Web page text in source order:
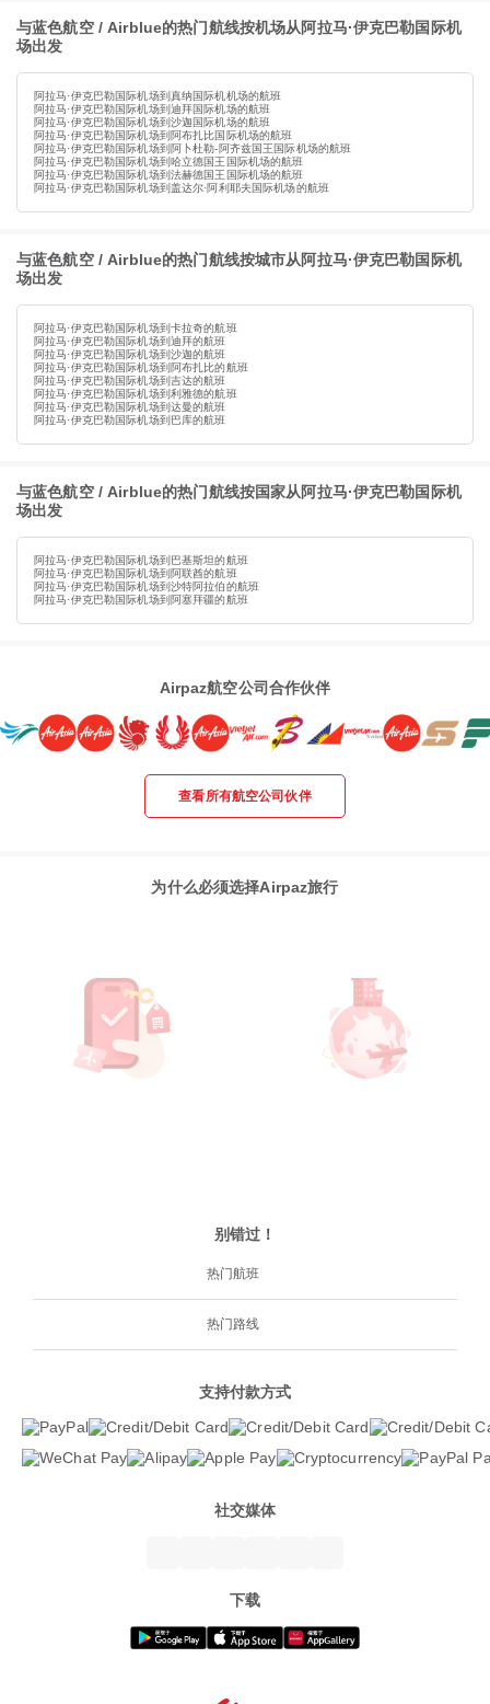
与蓝色航空 / Airblue的热门航线按机场从阿拉马·伊克巴勒国际机
场出发
阿拉马·伊克巴勒国际机场到真纳国际机机场的航班
阿拉马·伊克巴勒国际机场到迪拜国际机场的航班
阿拉马·伊克巴勒国际机场到沙迦国际机场的航班
阿拉马·伊克巴勒国际机场到阿布扎比国际机场的航班
阿拉马·伊克巴勒国际机场到阿卜杜勒-阿齐兹国王国际机场的航班
阿拉马·伊克巴勒国际机场到哈立德国王国际机场的航班
阿拉马·伊克巴勒国际机场到法赫德国王国际机场的航班
阿拉马·伊克巴勒国际机场到盖达尔·阿利耶夫国际机场的航班
与蓝色航空 / Airblue的热门航线按城市从阿拉马·伊克巴勒国际机
场出发
阿拉马·伊克巴勒国际机场到卡拉奇的航班
阿拉马·伊克巴勒国际机场到迪拜的航班
阿拉马·伊克巴勒国际机场到沙迦的航班
阿拉马·伊克巴勒国际机场到阿布扎比的航班
阿拉马·伊克巴勒国际机场到吉达的航班
阿拉马·伊克巴勒国际机场到利雅德的航班
阿拉马·伊克巴勒国际机场到达曼的航班
阿拉马·伊克巴勒国际机场到巴库的航班
与蓝色航空 / Airblue的热门航线按国家从阿拉马·伊克巴勒国际机
场出发
阿拉马·伊克巴勒国际机场到巴基斯坦的航班
阿拉马·伊克巴勒国际机场到阿联酋的航班
阿拉马·伊克巴勒国际机场到沙特阿拉伯的航班
阿拉马·伊克巴勒国际机场到阿塞拜疆的航班
Airpaz航空公司合作伙伴
查看所有航空公司伙伴
为什么必须选择Airpaz旅行
别错过！
热门航班
热门路线
支持付款方式
社交媒体
下载